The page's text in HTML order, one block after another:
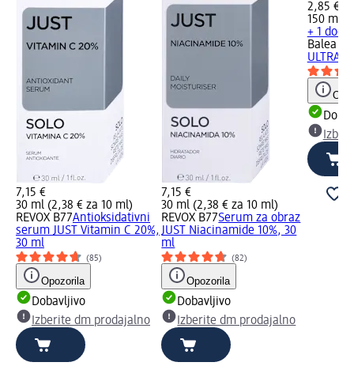
7,15 €
30 ml (2,38 € za 10 ml)
REVOX B77Antioksidativni
serum JUST Vitamin C 20%,
30 ml
(85)
Opozorila
Dobavljivo
Izberite dm prodajalno
7,15 €
30 ml (2,38 € za 10 ml)
REVOX B77Serum za obraz
JUST Niacinamide 10%, 30
ml
(82)
Opozorila
Dobavljivo
Izberite dm prodajalno
2,85 €
150 ml
+ 1
Balea
ULTRA